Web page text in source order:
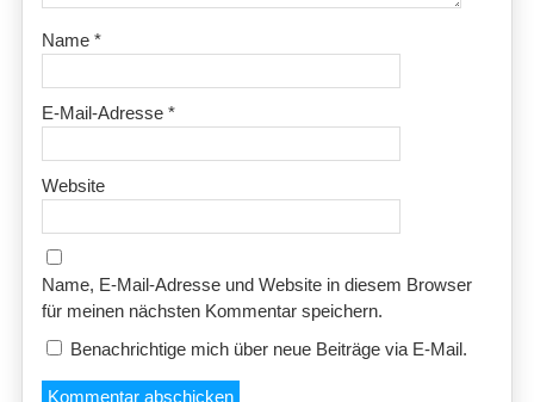
Name*
E-Mail-Adresse*
Website
Name, E-Mail-Adresse und Website in diesem Browser
für meinen nächsten Kommentar speichern.
Benachrichtige mich über neue Beiträge via E-Mail.